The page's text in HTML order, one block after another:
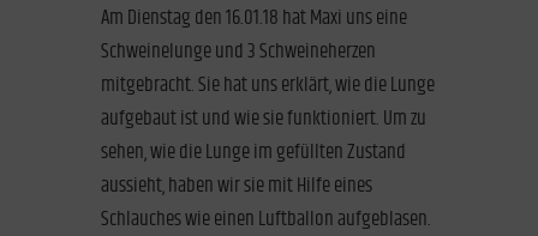
Am Dienstag den 16.01.18 hat Maxi uns eine
Schweinelunge und 3 Schweineherzen
mitgebracht. Sie hat uns erklärt, wie die Lunge
aufgebaut ist und wie sie funktioniert. Um zu
sehen, wie die Lunge im gefüllten Zustand
aussieht, haben wir sie mit Hilfe eines
Schlauches wie einen Luftballon aufgeblasen.